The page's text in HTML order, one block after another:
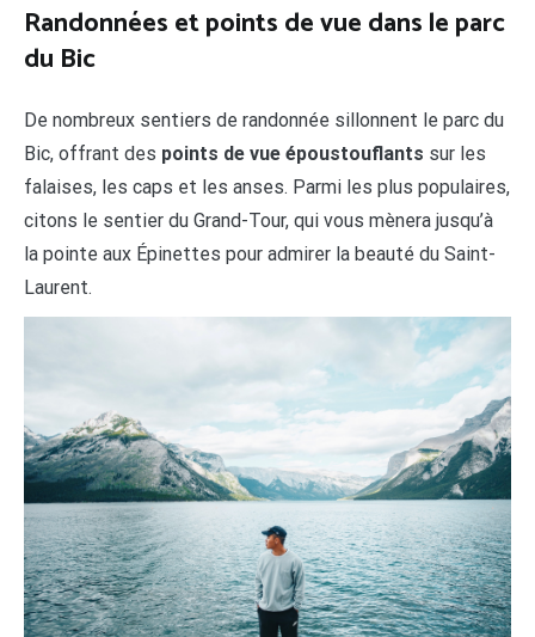
Randonnées et points de vue dans le parc
du Bic
De nombreux sentiers de randonnée sillonnent le parc du
Bic, offrant des points de vue époustouflants sur les
falaises, les caps et les anses. Parmi les plus populaires,
citons le sentier du Grand-Tour, qui vous mènera jusqu’à
la pointe aux Épinettes pour admirer la beauté du Saint-
Laurent.